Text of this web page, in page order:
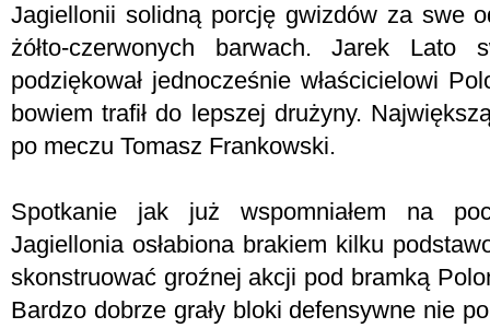
Jagiellonii solidną porcję gwizdów za swe
żółto-czerwonych barwach. Jarek
podziękował jednocześnie właścicielowi
bowiem trafił do lepszej drużyny.
po meczu Tomasz Frankowski.
Spotkanie jak już wspomniałem na
Jagiellonia osłabiona brakiem kilku
skonstruować groźnej akcji pod bramką
Bardzo dobrze grały bloki defensywne nie